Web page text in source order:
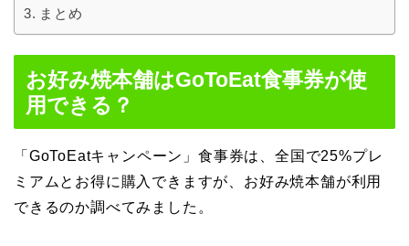
まとめ
お好み焼本舗はGoToEat食事券が使
用できる？
「GoToEatキャンペーン」食事券は、全国で25%プレ
ミアムとお得に購入できますが、お好み焼本舗が利用
できるのか調べてみました。